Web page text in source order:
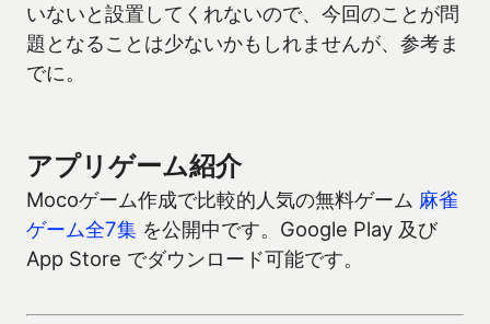
いないと設置してくれないので、今回のことが問
題となることは少ないかもしれませんが、参考ま
でに。
アプリゲーム紹介
Mocoゲーム作成で比較的人気の無料ゲーム 麻雀
ゲーム全7集 を公開中です。Google Play 及び
App Store でダウンロード可能です。